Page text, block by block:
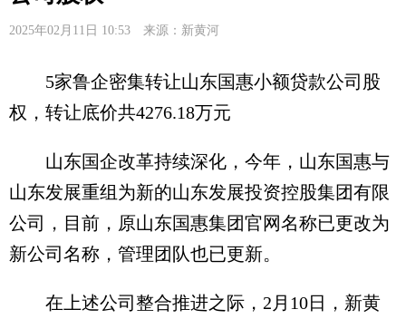
2025年02月11日 10:53 来源：新黄河
5家鲁企密集转让山东国惠小额贷款公司股
权，转让底价共4276.18万元
山东国企改革持续深化，今年，山东国惠与
山东发展重组为新的山东发展投资控股集团有限
公司，目前，原山东国惠集团官网名称已更改为
新公司名称，管理团队也已更新。
在上述公司整合推进之际，2月10日，新黄